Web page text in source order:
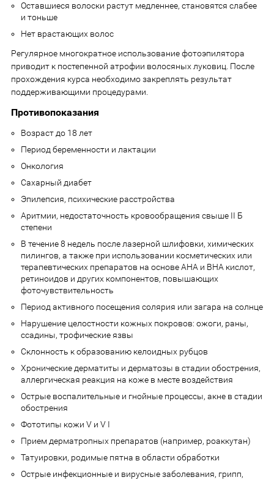
Оставшиеся волоски растут медленнее, становятся слабее
и тоньше
Нет врастающих волос
Регулярное многократное использование фотоэпилятора
приводит к постепенной атрофии волосяных луковиц. После
прохождения курса необходимо закреплять результат
поддерживающими процедурами.
Противопоказания
Возраст до 18 лет
Период беременности и лактации
Онкология
Сахарный диабет
Эпилепсия, психические расстройства
Аритмии, недостаточность кровообращения свыше II Б
степени
В течение 8 недель после лазерной шлифовки, химических
пилингов, а также при использовании косметических или
терапевтических препаратов на основе АНА и ВНА кислот,
ретиноидов и других компонентов, повышающих
фоточувствительность
Период активного посещения солярия или загара на солнце
Нарушение целостности кожных покровов: ожоги, раны,
ссадины, трофические язвы
Склонность к образованию келоидных рубцов
Хронические дерматиты и дерматозы в стадии обострения,
аллергическая реакция на коже в месте воздействия
Острые воспалительные и гнойные процессы, акне в стадии
обострения
Фототипы кожи V и V I
Прием дерматропных препаратов (например, роаккутан)
Татуировки, родимые пятна в области обработки
Острые инфекционные и вирусные заболевания, грипп,